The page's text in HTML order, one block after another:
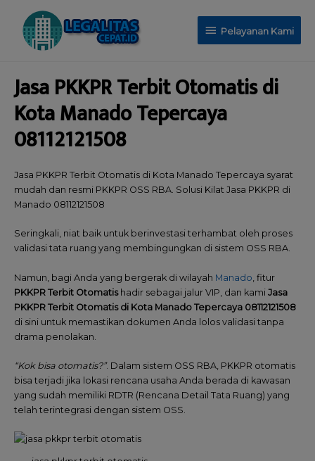
Pelayanan Kami
Jasa PKKPR Terbit Otomatis di
Kota Manado Tepercaya
08112121508
Jasa PKKPR Terbit Otomatis di Kota Manado Tepercaya syarat
mudah dan resmi PKKPR OSS RBA. Solusi Kilat Jasa PKKPR di
Manado 08112121508
Seringkali, niat baik untuk berinvestasi terhambat oleh proses
validasi tata ruang yang membingungkan di sistem OSS RBA.
Namun, bagi Anda yang bergerak di wilayah Manado , fitur
PKKPR Terbit Otomatishadir sebagai jalur VIP, dan kami Jasa
PKKPR Terbit Otomatis di Kota Manado Tepercaya 08112121508
di sini untuk memastikan dokumen Anda lolos validasi tanpa
drama penolakan.
“Kok bisa otomatis?”. Dalam sistem OSS RBA, PKKPR otomatis
bisa terjadi jika lokasi rencana usaha Anda berada di kawasan
yang sudah memiliki RDTR (Rencana Detail Tata Ruang) yang
telah terintegrasi dengan sistem OSS.